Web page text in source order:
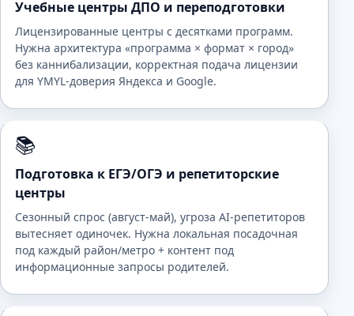
Учебные центры ДПО и переподготовки
Лицензированные центры с десятками программ.
Нужна архитектура «программа × формат × город»
без каннибализации, корректная подача лицензии
для YMYL-доверия Яндекса и Google.
📚
Подготовка к ЕГЭ/ОГЭ и репетиторские
центры
Сезонный спрос (август-май), угроза AI-репетиторов
вытесняет одиночек. Нужна локальная посадочная
под каждый район/метро + контент под
информационные запросы родителей.